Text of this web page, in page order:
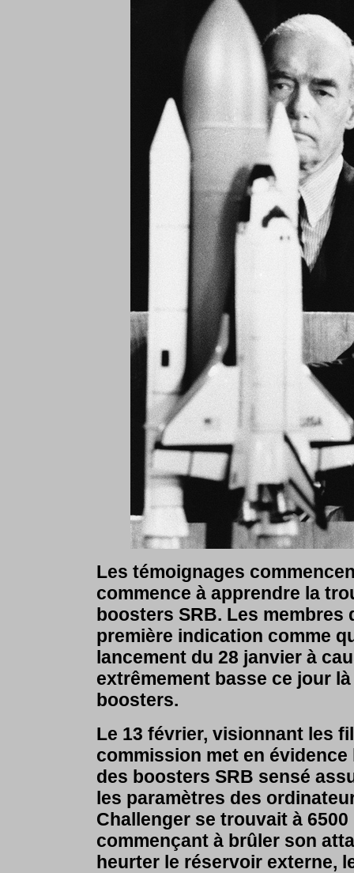
Les témoignages
commence à apprendre la
boosters SRB. Les
première indication comme
lancement du 28 janvier à
extrêmement basse ce jour
boosters.
Le 13 février, visionnant les
commission met en
des boosters SRB sensé
les paramètres des
Challenger se trouvait à
commençant à brûler son
heurter le réservoir externe,